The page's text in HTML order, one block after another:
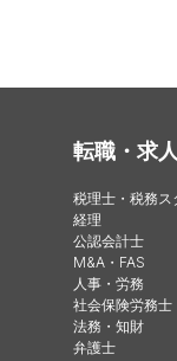
転職・求
税理士・税務ス
経理
公認会計士
M&A・FAS
人事・労務
社会保険労務士
法務・知財
弁護士